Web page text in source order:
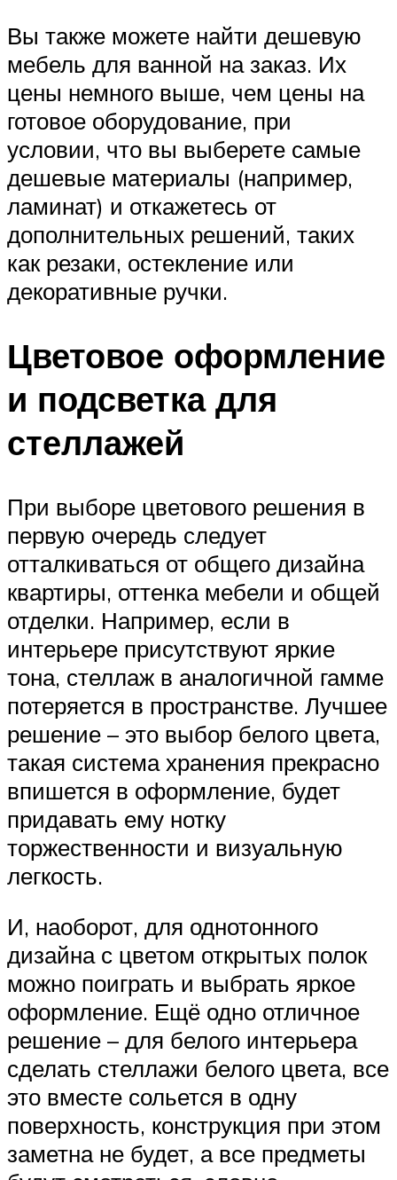
Вы также можете найти дешевую
мебель для ванной на заказ. Их
цены немного выше, чем цены на
готовое оборудование, при
условии, что вы выберете самые
дешевые материалы (например,
ламинат) и откажетесь от
дополнительных решений, таких
как резаки, остекление или
декоративные ручки.
Цветовое оформление
и подсветка для
стеллажей
При выборе цветового решения в
первую очередь следует
отталкиваться от общего дизайна
квартиры, оттенка мебели и общей
отделки. Например, если в
интерьере присутствуют яркие
тона, стеллаж в аналогичной гамме
потеряется в пространстве. Лучшее
решение – это выбор белого цвета,
такая система хранения прекрасно
впишется в оформление, будет
придавать ему нотку
торжественности и визуальную
легкость.
И, наоборот, для однотонного
дизайна с цветом открытых полок
можно поиграть и выбрать яркое
оформление. Ещё одно отличное
решение – для белого интерьера
сделать стеллажи белого цвета, все
это вместе сольется в одну
поверхность, конструкция при этом
заметна не будет, а все предметы